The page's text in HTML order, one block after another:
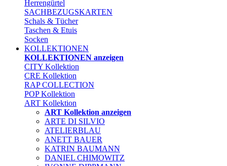
Herrengürtel
SACHBEZUGSKARTEN
Schals & Tücher
Taschen & Etuis
Socken
KOLLEKTIONEN
KOLLEKTIONEN anzeigen
CITY Kollektion
CRE Kollektion
RAP COLLECTION
POP Kollektion
ART Kollektion
ART Kollektion anzeigen
ARTE DI SILVIO
ATELIERBLAU
ANETT BAUER
KATRIN BAUMANN
DANIEL CHIMOWITZ